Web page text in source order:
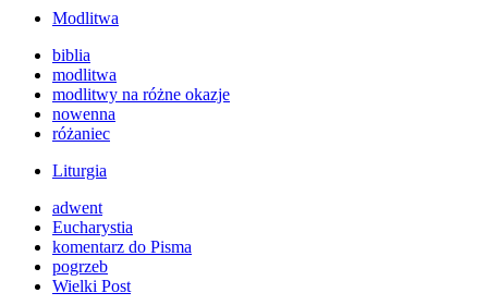
Modlitwa
biblia
modlitwa
modlitwy na różne okazje
nowenna
różaniec
Liturgia
adwent
Eucharystia
komentarz do Pisma
pogrzeb
Wielki Post